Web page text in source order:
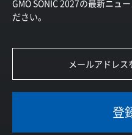
GMO SONIC 2027の最新ニュ
ださい。
登